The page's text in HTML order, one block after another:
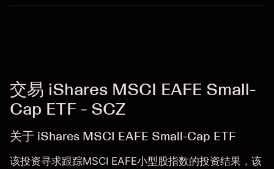
交易 iShares MSCI EAFE Small-
Cap ETF - SCZ
关于 iShares MSCI EAFE Small-Cap ETF
该投资寻求跟踪MSCI EAFE小型股指数的投资结果，该